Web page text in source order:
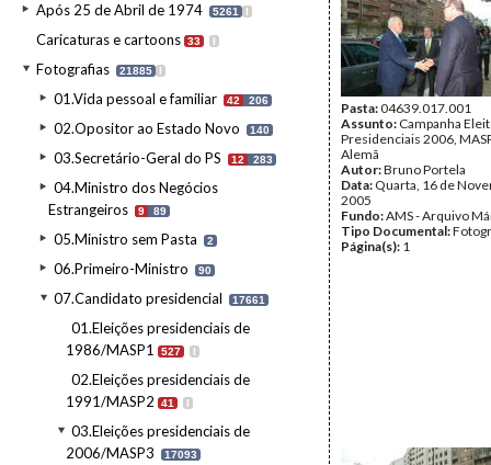
Após 25 de Abril de 1974 5261 I
Caricaturas e cartoons 33 I
Fotografias 21885 I
01.Vida pessoal e familiar 42 206
02.Opositor ao Estado Novo 140
03.Secretário-Geral do PS 12 283
04.Ministro dos Negócios
Estrangeiros
9 89
05.Ministro sem Pasta 2
06.Primeiro-Ministro 90
07.Candidato presidencial 17661
01.Eleições presidenciais de
1986/MASP1
527 I
02.Eleições presidenciais de
1991/MASP2
41 I
03.Eleições presidenciais de
2006/MASP3
17093
Pasta:04639.017.001
Assunto: Campanha
Presidenciais 2006,
Alemã
Autor:Bruno Portela
Data: Quarta, 16 de
2005
Fundo:AMS - Arquivo
Tipo Documental:
Página(s): 1